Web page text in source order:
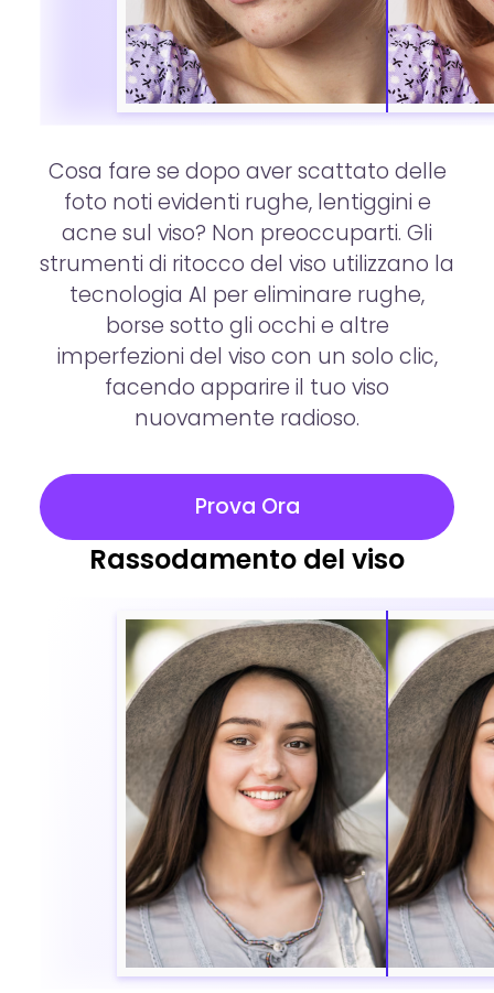
Cosa fare se dopo aver scattato delle
foto noti evidenti rughe, lentiggini e
acne sul viso? Non preoccuparti. Gli
strumenti di ritocco del viso utilizzano la
tecnologia AI per eliminare rughe,
borse sotto gli occhi e altre
imperfezioni del viso con un solo clic,
facendo apparire il tuo viso
nuovamente radioso.
Prova Ora
Rassodamento del viso